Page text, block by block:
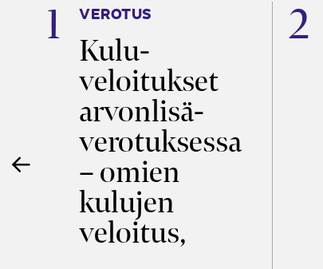
VEROTUS
Kulu­
veloitukset
arvon­lisä­
verotuksessa
– omien
kulujen
veloitus,